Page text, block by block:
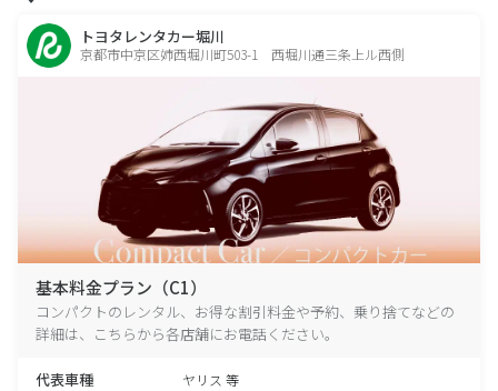
トヨタレンタカー堀川
京都市中京区姉西堀川町503-1 西堀川通三条上ル西側
基本料金プラン（C1）
コンパクトのレンタル、お得な割引料金や予約、乗り捨てなどの
詳細は、こちらから各店舗にお電話ください。
代表車種 ヤリス 等